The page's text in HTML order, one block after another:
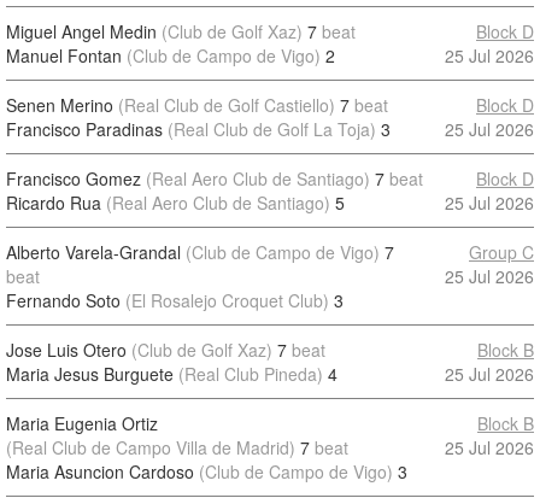
Miguel Angel Medin (Club de Golf Xaz) 7 beat
Manuel Fontan (Club de Campo de Vigo) 2
Block D
25 Jul 2026
Senen Merino (Real Club de Golf Castiello) 7 beat
Francisco Paradinas (Real Club de Golf La Toja) 3
Block D
25 Jul 2026
Francisco Gomez (Real Aero Club de Santiago) 7 beat
Ricardo Rua (Real Aero Club de Santiago) 5
Block D
25 Jul 2026
Alberto Varela-Grandal (Club de Campo de Vigo) 7
beat
Fernando Soto (El Rosalejo Croquet Club) 3
Group C
25 Jul 2026
Jose Luis Otero (Club de Golf Xaz) 7 beat
Maria Jesus Burguete (Real Club Pineda) 4
Block B
25 Jul 2026
Maria Eugenia Ortiz
(Real Club de Campo Villa de Madrid) 7 beat
Maria Asuncion Cardoso (Club de Campo de Vigo) 3
Block B
25 Jul 2026